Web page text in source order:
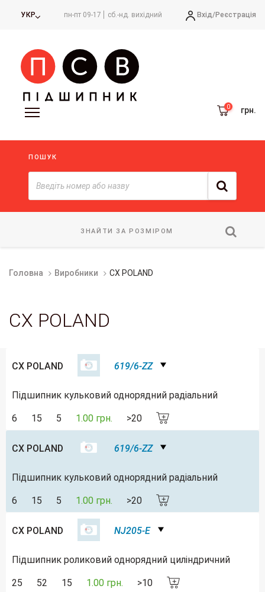
УКР пн-пт 09-17 сб.-нд. вихідний Вхід/Реєстрація
грн.
ПОШУК
ЗНАЙТИ ЗА РОЗМІРОМ
Головна Виробники CX POLAND
CX POLAND
CX POLAND 619/6-ZZ
Підшипник кульковий однорядний радіальний
6 15 5 1.00 грн. >20
CX POLAND 619/6-ZZ
Підшипник кульковий однорядний радіальний
6 15 5 1.00 грн. >20
CX POLAND NJ205-E
Підшипник роликовий однорядний циліндричний
25 52 15 1.00 грн. >10